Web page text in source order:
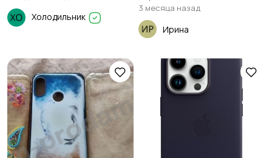
Холодильник
3 месяца назад
Ирина